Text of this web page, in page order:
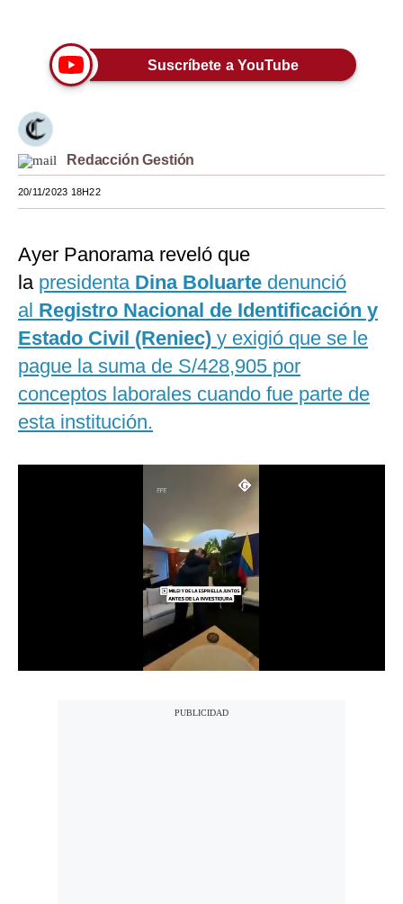
Tendencias
Lujo
Viajes
Moda
Estilos
México
España
Internacional
Tecnología
Suscríbete a YouTube
Redacción Gestión
20/11/2023 18H22
Ayer Panorama reveló que
la presidentaDina Boluarte denunció
al Registro Nacional de Identificación y
Estado Civil (Reniec) y exigió que se le
pague la suma de S/428,905 por
conceptos laborales cuando fue parte de
esta institución.